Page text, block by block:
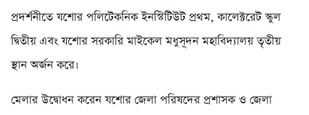
প্রদর্শনীতে যশোর পলিটেকনিক ইনস্টিটিউট প্রথম, কালেক্টরেট স্কুল
দ্বিতীয় এবং যশোর সরকারি মাইকেল মধুসূদন মহাবিদ্যালয় তৃতীয়
স্থান অর্জন করে।
মেলার উদ্বোধন করেন যশোর জেলা পরিষদের প্রশাসক ও জেলা